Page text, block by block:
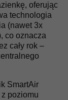
oferując
technologia
(nawet 3x
co oznacza
cały rok –
SmartAir
poziomu